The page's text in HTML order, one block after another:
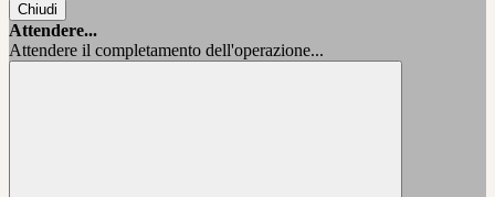
Chiudi
Attendere...
Attendere il completamento dell'operazione...